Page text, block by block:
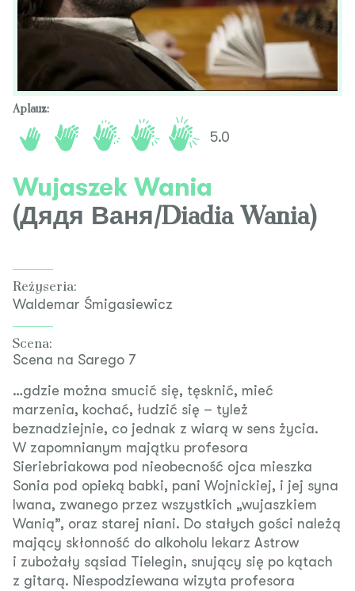
Aplauz:
5.0
Wujaszek Wania
(Дядя Ваня/Diadia Wania)
Reżyseria:
Waldemar Śmigasiewicz
Scena:
Scena na Sarego 7
…gdzie można smucić się, tęsknić, mieć
marzenia, kochać, łudzić się – tyleż
beznadziejnie, co jednak z wiarą w sens życia.
W zapomnianym majątku profesora
Sieriebriakowa pod nieobecność ojca mieszka
Sonia pod opieką babki, pani Wojnickiej, i jej syna
Iwana, zwanego przez wszystkich „wujaszkiem
Wanią”, oraz starej niani. Do stałych gości należą
mający skłonność do alkoholu lekarz Astrow
i zubożały sąsiad Tielegin, snujący się po kątach
z gitarą. Niespodziewana wizyta profesora